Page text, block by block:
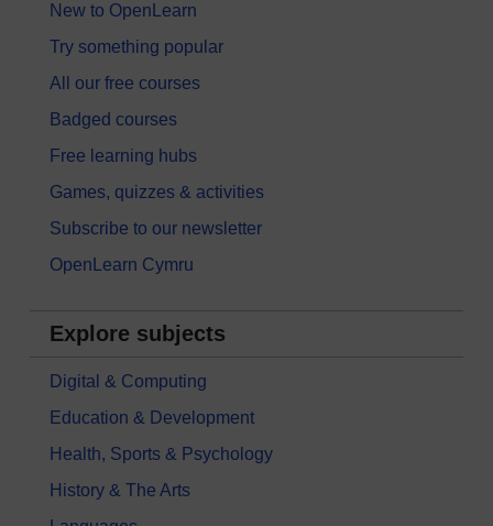
New to OpenLearn
Try something popular
All our free courses
Badged courses
Free learning hubs
Games, quizzes & activities
Subscribe to our newsletter
OpenLearn Cymru
Explore subjects
Digital & Computing
Education & Development
Health, Sports & Psychology
History & The Arts